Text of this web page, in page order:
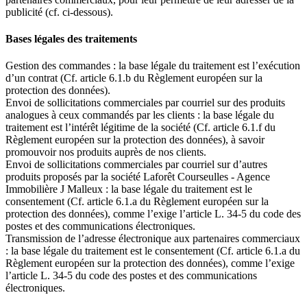
publicité (cf. ci-dessous).
Bases légales des traitements
Gestion des commandes : la base légale du traitement est l’exécution
d’un contrat (Cf. article 6.1.b du Règlement européen sur la
protection des données).
Envoi de sollicitations commerciales par courriel sur des produits
analogues à ceux commandés par les clients : la base légale du
traitement est l’intérêt légitime de la société (Cf. article 6.1.f du
Règlement européen sur la protection des données), à savoir
promouvoir nos produits auprès de nos clients.
Envoi de sollicitations commerciales par courriel sur d’autres
produits proposés par la société Laforêt Courseulles - Agence
Immobilière J Malleux : la base légale du traitement est le
consentement (Cf. article 6.1.a du Règlement européen sur la
protection des données), comme l’exige l’article L. 34-5 du code des
postes et des communications électroniques.
Transmission de l’adresse électronique aux partenaires commerciaux
: la base légale du traitement est le consentement (Cf. article 6.1.a du
Règlement européen sur la protection des données), comme l’exige
l’article L. 34-5 du code des postes et des communications
électroniques.